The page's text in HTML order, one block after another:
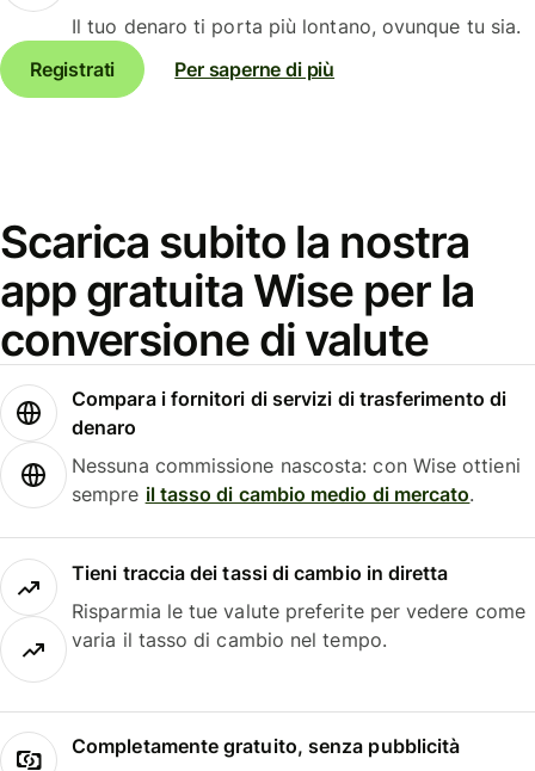
Il tuo denaro ti porta più lontano, ovunque tu sia.
Registrati
Per saperne di più
Scarica subito la nostra
app gratuita Wise per la
conversione di valute
Compara i fornitori di servizi di trasferimento di
denaro
Nessuna commissione nascosta: con Wise ottieni
sempre il tasso di cambio medio di mercato.
Tieni traccia dei tassi di cambio in diretta
Risparmia le tue valute preferite per vedere come
varia il tasso di cambio nel tempo.
Completamente gratuito, senza pubblicità